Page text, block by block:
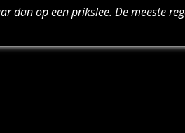
dan op een prikslee. De meeste